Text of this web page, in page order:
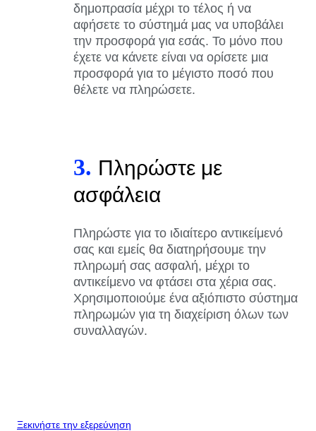
δημοπρασία μέχρι το τέλος ή να
αφήσετε το σύστημά μας να υποβάλει
την προσφορά για εσάς. Το μόνο που
έχετε να κάνετε είναι να ορίσετε μια
προσφορά για το μέγιστο ποσό που
θέλετε να πληρώσετε.
3. Πληρώστε με
ασφάλεια
Πληρώστε για το ιδιαίτερο αντικείμενό
σας και εμείς θα διατηρήσουμε την
πληρωμή σας ασφαλή, μέχρι το
αντικείμενο να φτάσει στα χέρια σας.
Χρησιμοποιούμε ένα αξιόπιστο σύστημα
πληρωμών για τη διαχείριση όλων των
συναλλαγών.
Ξεκινήστε την εξερεύνηση